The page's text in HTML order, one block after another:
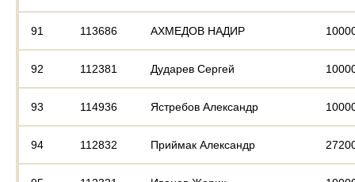
91 113686 АХМЕДОВ НАДИР
92 112381 Дударев Сергей
93 114936 Ястребов Александр
94 112832 Приймак Александр